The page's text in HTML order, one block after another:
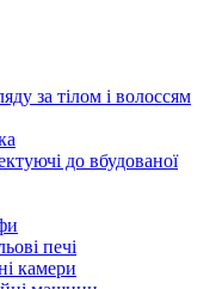
за тілом і волоссям
до вбудованої
печі
камери